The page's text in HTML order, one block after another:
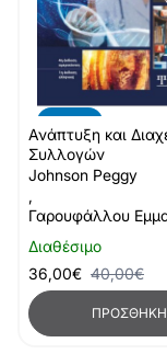
Διαθέσιμο
Ανάπτυξη και
Συλλογών
Johnson Peggy
,
Γαρουφάλλου
36,00€ 40,00€
ΠΡΟΣΘΉΚΗ